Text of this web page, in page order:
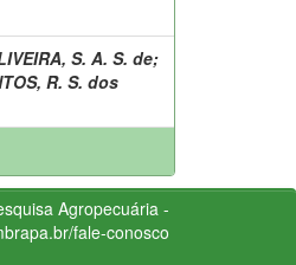
S. A. S. de;
R. S. dos
Agropecuária -
fale-conosco